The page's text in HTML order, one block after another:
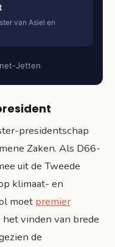
van Asiel en
Jetten
presidentschap
Zaken. Als D66-
uit de Tweede
klimaat- en
moet premier
vinden van brede
de